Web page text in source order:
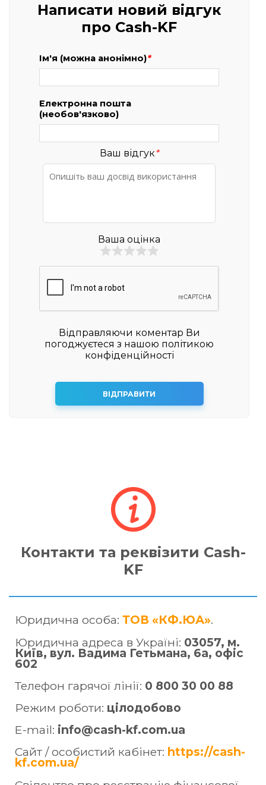
Написати новий відгук
про Cash-KF
Ім'я (можна анонімно)*
Електронна пошта
(необов'язково)
Ваш відгук*
Ваша оцінка
Відправляючи коментар Ви
погоджуєтеся з нашою політикою
конфіденційності
Контакти та реквізити Cash-
KF
Юридична особа: ТОВ «КФ.ЮА».
Юридична адреса в Україні: 03057, м.
Київ, вул. Вадима Гетьмана, 6а, офіс
602
Телефон гарячої лінії: 0 800 30 00 88
Режим роботи: цілодобово
E-mail: info@cash-kf.com.ua
Сайт / особистий кабінет: https://cash-
kf.com.ua/